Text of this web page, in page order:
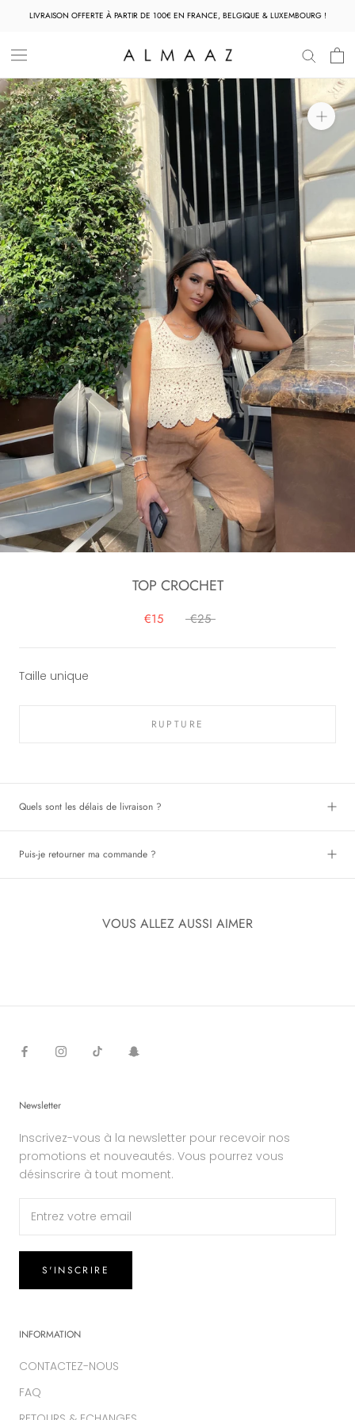
LIVRAISON OFFERTE À PARTIR DE 100€ EN FRANCE, BELGIQUE & LUXEMBOURG !
TOP CROCHET
€15 €25
Taille unique
RUPTURE
Quels sont les délais de livraison ?
Puis-je retourner ma commande ?
VOUS ALLEZ AUSSI AIMER
Newsletter
Inscrivez-vous à la newsletter pour recevoir nos
promotions et nouveautés. Vous pourrez vous
désinscrire à tout moment.
S'INSCRIRE
INFORMATION
CONTACTEZ-NOUS
FAQ